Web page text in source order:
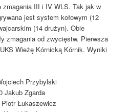
zmagania III i IV WLS. Tak jak w
jest system kołowym (12
(14 drużyn). Obie
zmagania od zwycięstw. Pierwsza
Wieżę Kórnicką Kórnik. Wyniki
Przybylski
Jakub Zgarda
Łukaszewicz